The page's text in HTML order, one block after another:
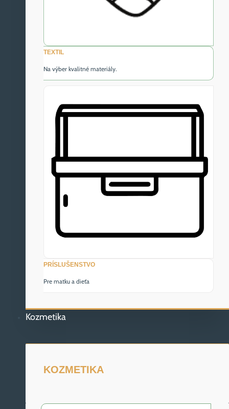
TEXTIL
Na výber kvalitné materiály.
PRÍSLUŠENSTVO
Pre matku a dieťa
Kozmetika
KOZMETIKA